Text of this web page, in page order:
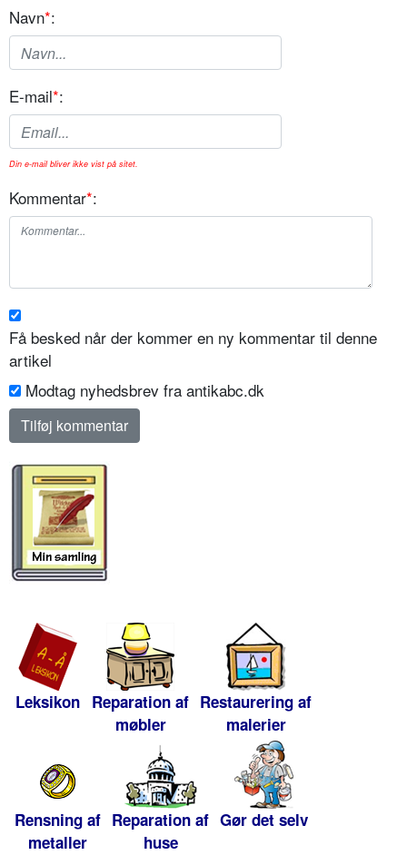
Navn*:
E-mail*:
Din e-mail bliver ikke vist på sitet.
Kommentar*:
Få besked når der kommer en ny kommentar til denne
artikel
Modtag nyhedsbrev fra antikabc.dk
Leksikon Reparation af
møbler
Restaurering af
malerier
Rensning af
metaller
Reparation af
huse
Gør det selv